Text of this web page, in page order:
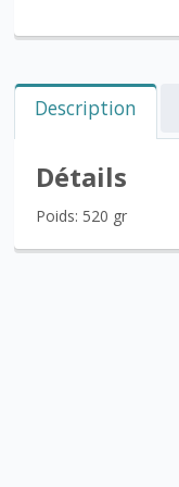
Description
Détails
Poids: 520 gr